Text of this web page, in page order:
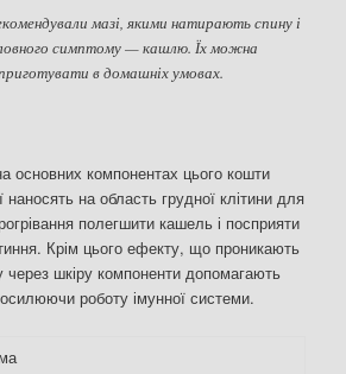
мазі, якими натирають спину і
симптому — кашлю. Їх можна
в домашніх умовах.
основних компонентах цього кошти
наносять на область грудної клітини для
полегшити кашель і посприяти
Крім цього ефекту, що проникають
через шкіру компоненти допомагають
роботу імунної системи.